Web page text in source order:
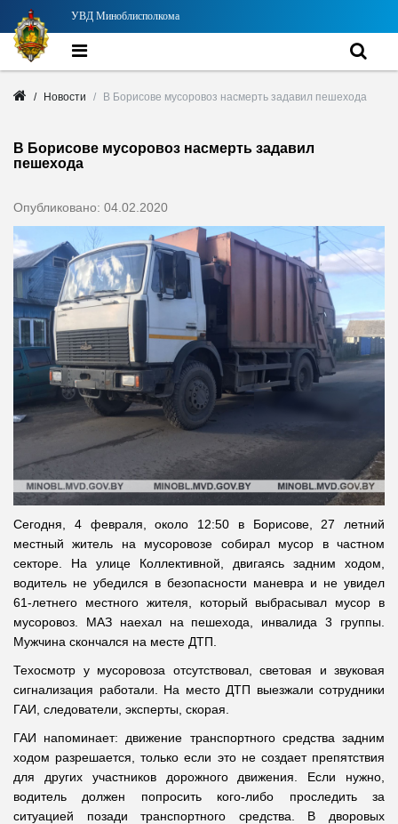
УВД Миноблисполкома
Новости В Борисове мусоровоз насмерть задавил пешехода
В Борисове мусоровоз насмерть задавил
пешехода
Опубликовано: 04.02.2020
Сегодня, 4 февраля, около 12:50 в Борисове, 27 летний
местный житель на мусоровозе собирал мусор в частном
секторе. На улице Коллективной, двигаясь задним ходом,
водитель не убедился в безопасности маневра и не увидел
61-летнего местного жителя, который выбрасывал мусор в
мусоровоз. МАЗ наехал на пешехода, инвалида 3 группы.
Мужчина скончался на месте ДТП.
Техосмотр у мусоровоза отсутствовал, световая и звуковая
сигнализация работали. На место ДТП выезжали сотрудники
ГАИ, следователи, эксперты, скорая.
ГАИ напоминает: движение транспортного средства задним
ходом разрешается, только если это не создает препятствия
для других участников дорожного движения. Если нужно,
водитель должен попросить кого-либо проследить за
ситуацией позади транспортного средства. В дворовых